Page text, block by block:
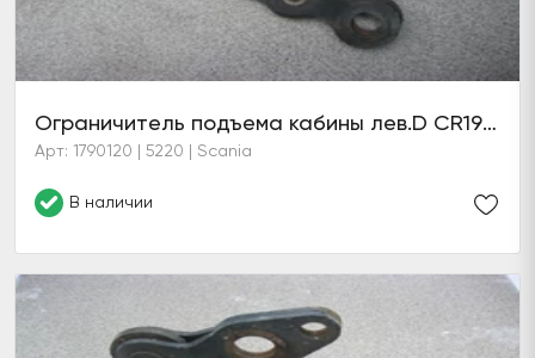
Ограничитель подъема кабины лев.D CR19H/T
Арт: 1790120 | 5220 | Scania
В наличии